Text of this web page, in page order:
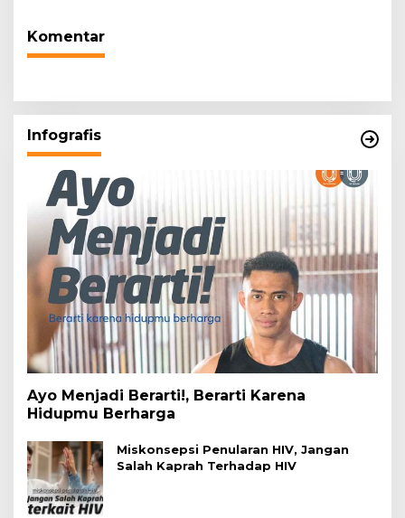
Komentar
Infografis
Ayo Menjadi Berarti!, Berarti Karena
Hidupmu Berharga
Miskonsepsi Penularan HIV, Jangan
Salah Kaprah Terhadap HIV